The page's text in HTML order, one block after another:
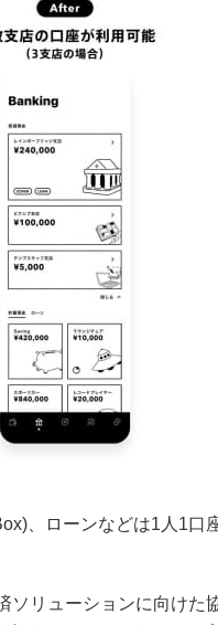
、ローンなどは1人1口
ソリューションに向けた